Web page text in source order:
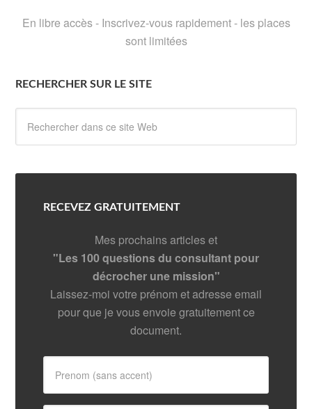
En libre accès - Inscrivez-vous rapidement - les places
sont limitées
RECHERCHER SUR LE SITE
RECEVEZ GRATUITEMENT
Mes prochains articles et
"Les 100 questions du consultant pour
décrocher une mission"
Laissez-moi votre prénom et adresse email
pour que je vous envoie gratuitement ce
document.